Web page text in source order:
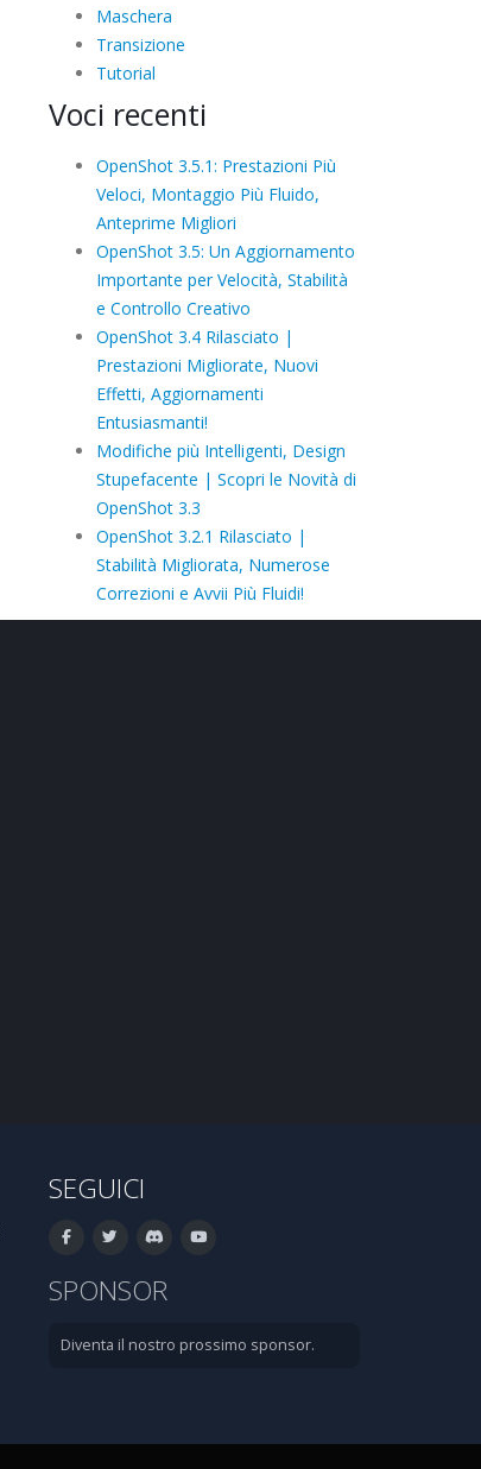
Maschera
Transizione
Tutorial
Voci recenti
OpenShot 3.5.1: Prestazioni Più
Veloci, Montaggio Più Fluido,
Anteprime Migliori
OpenShot 3.5: Un Aggiornamento
Importante per Velocità, Stabilità
e Controllo Creativo
OpenShot 3.4 Rilasciato |
Prestazioni Migliorate, Nuovi
Effetti, Aggiornamenti
Entusiasmanti!
Modifiche più Intelligenti, Design
Stupefacente | Scopri le Novità di
OpenShot 3.3
OpenShot 3.2.1 Rilasciato |
Stabilità Migliorata, Numerose
Correzioni e Avvii Più Fluidi!
SEGUICI
SPONSOR
Diventa il nostro prossimo sponsor.